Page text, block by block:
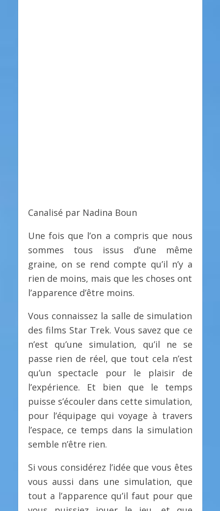
Canalisé par Nadina Boun
Une fois que l’on a compris que nous
sommes tous issus d’une même
graine, on se rend compte qu’il n’y a
rien de moins, mais que les choses ont
l’apparence d’être moins.
Vous connaissez la salle de simulation
des films Star Trek. Vous savez que ce
n’est qu’une simulation, qu’il ne se
passe rien de réel, que tout cela n’est
qu’un spectacle pour le plaisir de
l’expérience. Et bien que le temps
puisse s’écouler dans cette simulation,
pour l’équipage qui voyage à travers
l’espace, ce temps dans la simulation
semble n’être rien.
Si vous considérez l’idée que vous êtes
vous aussi dans une simulation, que
tout a l’apparence qu’il faut pour que